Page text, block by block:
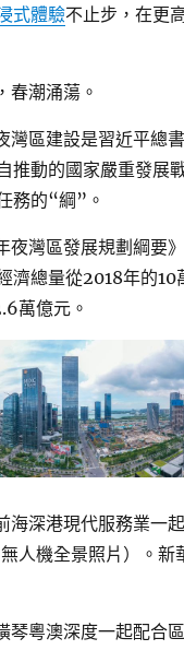
式體驗不止步，在更
春潮涌蕩。
灣區建設是習近平總
推動的國家嚴重發展
務的“綱”。
夜灣區發展規劃綱要
濟總量從2018年的10
萬億元。
海深港現代服務業一
人機全景照片）。新
琴粵澳深度一起配合